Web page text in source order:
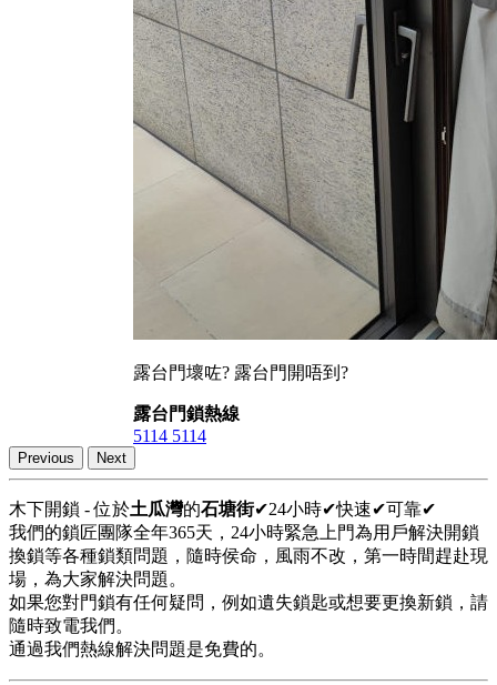
露台門壞咗? 露台門開唔到?
露台門鎖熱線
5114 5114
Previous Next
木下開鎖 - 位於土瓜灣的石塘街✔24小時✔快速✔可靠✔
我們的鎖匠團隊全年365天，24小時緊急上門為用戶解決開鎖
換鎖等各種鎖類問題，隨時侯命，風雨不改，第一時間趕赴現
場，為大家解決問題。
如果您對門鎖有任何疑問，例如遺失鎖匙或想要更換新鎖，請
隨時致電我們。
通過我們熱線解決問題是免費的。